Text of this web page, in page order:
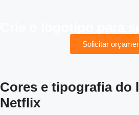
Solicitar
Cores e tipografia do
Netflix